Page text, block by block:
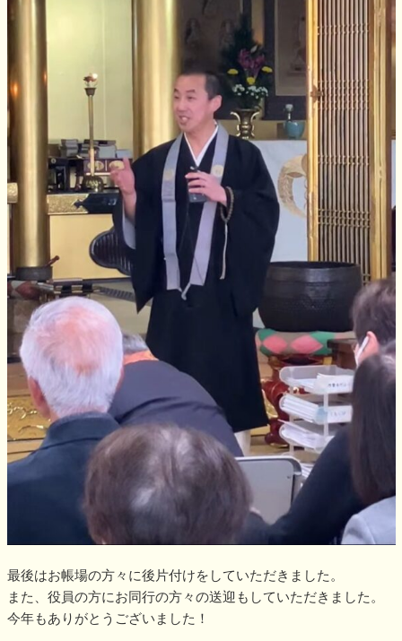
最後はお帳場の方々に後片付けをしていただきました。
また、役員の方にお同行の方々の送迎もしていただきました。
今年もありがとうございました！